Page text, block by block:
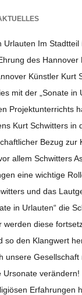
Urlau­ten Im
des
Künst­ler Kurt
mit der „Sonate
Pro­jekt­un­ter­richts
Kurt Schwit­ters
Bezug
allem Schwit­ters
eine wich­tige
und das
in Urlau­ten“ die
wer­den diese
so den Klang­wert
unsere
Urso­nate
Erfah­run­gen